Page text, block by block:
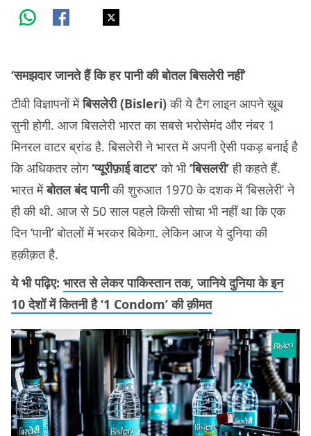
‘समझदार जानते हैं कि हर पानी की बोतल बिसलेरी नहीं’
टीवी विज्ञापनों मेंबिसलेरी (Bisleri)की ये टैग लाइन आपने ख़ूब
सुनी होगी. आज बिसलेरी भारत का सबसे भरोसेमंद और नंबर 1
मिनरल वाटर ब्रांड है. बिसलेरी ने भारत में अपनी ऐसी पकड़ बनाई है
कि अधिकतर लोग‘प्यूरीफ़ाई वाटर’को भी‘बिसलरी’ही कहते हैं.
भारत मेंबोतल बंद पानीकी शुरुआत 1970 के दशक में ‘बिसलेरी’ ने
ही की थी. आज से 50 साल पहले किसी सोचा भी नहीं था कि एक
दिन ‘पानी’ बोतलों में भरकर बिकेगा. लेकिन आज ये दुनिया की
हक़ीक़त है.
ये भी पढ़िए: भारत से लेकर पाकिस्तान तक, जानिये दुनिया के इन
10 देशों में कितनी है ‘1 Condom’ की क़ीमत